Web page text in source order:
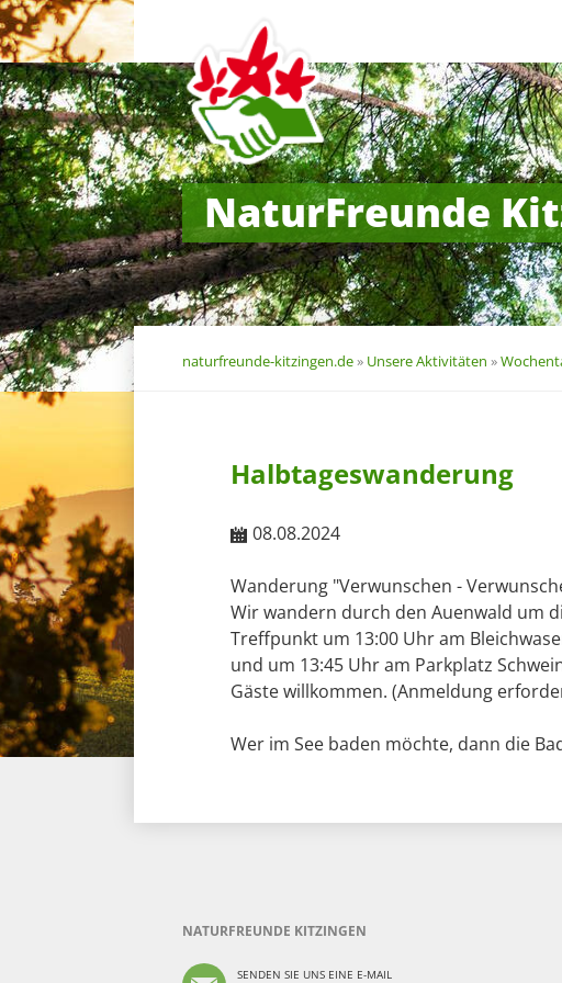
Navigation
überspringen
NaturFreunde
naturfreunde-kitzingen.de» Unsere Aktivitäten »
Halbtageswanderung
08.08.2024
Wanderung "Verwunschen -
Wir wandern durch den Auenwald um
Treffpunkt um 13:00 Uhr am
und um 13:45 Uhr am Parkplatz
Gäste willkommen. (Anmeldung
Wer im See baden möchte, dann die
NATURFREUNDE KITZINGEN
SENDEN SIE UNS EINE E-MAIL